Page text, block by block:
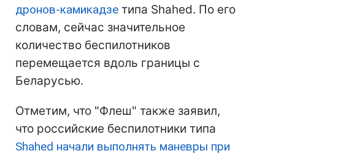
дронов-камикадзе типа Shahed. По его
словам, сейчас значительное
количество беспилотников
перемещается вдоль границы с
Беларусью.
Отметим, что "Флеш" также заявил,
что российские беспилотники типа
Shahed начали выполнять маневры при